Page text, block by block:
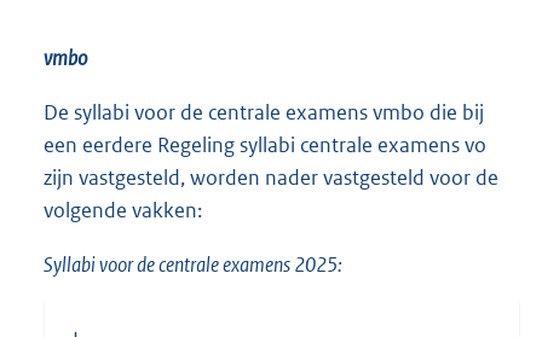
vmbo
De syllabi voor de centrale examens vmbo die bij
een eerdere Regeling syllabi centrale examens vo
zijn vastgesteld, worden nader vastgesteld voor de
volgende vakken:
Syllabi voor de centrale examens 2025: